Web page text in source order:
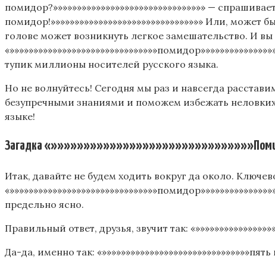
помидор?»»»»»»»»»»»»»»»»»»»»»»»»»»»»»»»» —
помидор!»»»»»»»»»»»»»»»»»»»»»»»»»»»»»»»» Или, может
голове может возникнуть легкое замешательство. И
тупик миллионы носителей русского языка.
Но не волнуйтесь! Сегодня мы раз и навсегда расставим
безупречными знаниями и поможем избежать
языке!
Загадка
Итак, давайте не будем ходить вокруг да около.
предельно ясно.
Правильный ответ, друзья, звучит так:
Да-да, именно так: